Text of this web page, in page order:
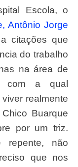
Escola, o
Antônio Jorge
citações que
do trabalho
na área de
com a qual
realmente
Buarque
por um triz.
repente, não
que nos